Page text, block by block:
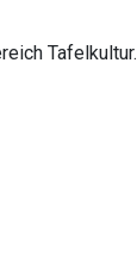
Tafelkultur.